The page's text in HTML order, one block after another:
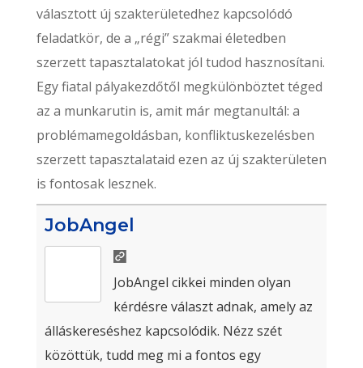
választott új szakterületedhez kapcsolódó
feladatkör, de a „régi” szakmai életedben
szerzett tapasztalatokat jól tudod hasznosítani.
Egy fiatal pályakezdőtől megkülönböztet téged
az a munkarutin is, amit már megtanultál: a
problémamegoldásban, konfliktuskezelésben
szerzett tapasztalataid ezen az új szakterületen
is fontosak lesznek.
JobAngel
JobAngel cikkei minden olyan
kérdésre választ adnak, amely az
álláskereséshez kapcsolódik. Nézz szét
közöttük, tudd meg mi a fontos egy